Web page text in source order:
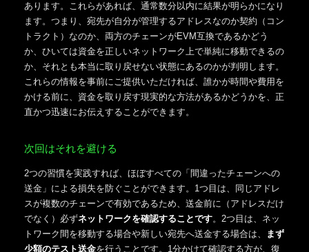
あります。これらがあれば、通常数分以内に結果が明らかになり
ます。つまり、宛先が自分が管理するアドレスなのか契約（コン
トラクト）なのか、両方のチェーンがEVM互換であるかどう
か、ひいては資金を正しいネットワーク上で単純に移動できるの
か、それとも本当に取り戻せない状態にあるのかが判明します。
これらの情報を事前にご提供いただければ、誰かが時間や費用を
かける前に、資金を取り戻す現実的な方法があるかどうかを、正
直かつ迅速にお伝えすることができます。
次回はそれを避ける
2つの習慣を実践すれば、ほぼすべての「間違ったチェーンへの
送金」による損失を防ぐことができます。1つ目は、同じアドレ
スが複数のチェーンで有効であるため、送金前に（アドレスだけ
でなく）必ずネットワークを確認することです。2つ目は、ネッ
トワーク間を移動する場合や新しい宛先へ送金する場合は、
まず
少額のテスト送金を行うことです。1分かけて確認する方が、復